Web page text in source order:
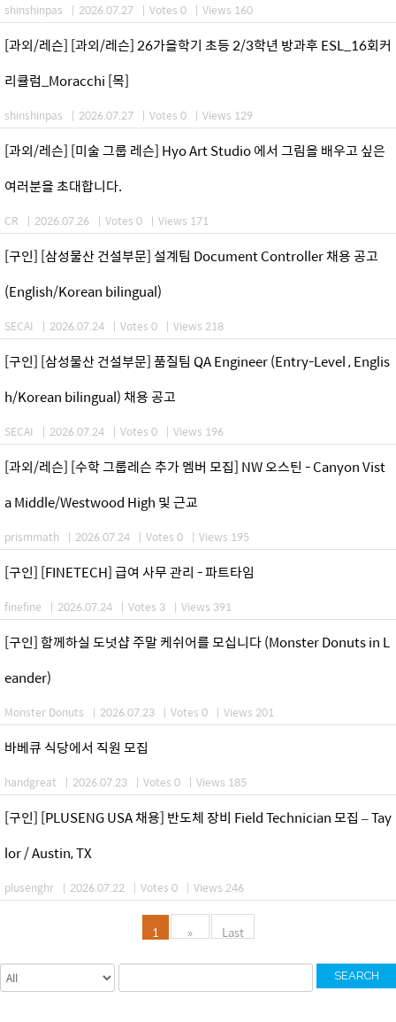
shinshinpas | 2026.07.27 | Votes 0 | Views 160
[과외/레슨] [과외/레슨] 26가을학기 초등 2/3학년 방과후 ESL_16회커
리큘럼_Moracchi [목]
shinshinpas | 2026.07.27 | Votes 0 | Views 129
[과외/레슨] [미술 그룹 레슨] Hyo Art Studio 에서 그림을 배우고 싶은
여러분을 초대합니다.
CR | 2026.07.26 | Votes 0 | Views 171
[구인] [삼성물산 건설부문] 설계팀 Document Controller 채용 공고
(English/Korean bilingual)
SECAI | 2026.07.24 | Votes 0 | Views 218
[구인] [삼성물산 건설부문] 품질팀 QA Engineer (Entry-Level , Englis
h/Korean bilingual) 채용 공고
SECAI | 2026.07.24 | Votes 0 | Views 196
[과외/레슨] [수학 그룹레슨 추가 멤버 모집] NW 오스틴 - Canyon Vist
a Middle/Westwood High 및 근교
prismmath | 2026.07.24 | Votes 0 | Views 195
[구인] [FINETECH] 급여 사무 관리 - 파트타임
finefine | 2026.07.24 | Votes 3 | Views 391
[구인] 함께하실 도넛샵 주말 케쉬어를 모십니다 (Monster Donuts in L
eander)
Monster Donuts | 2026.07.23 | Votes 0 | Views 201
바베큐 식당에서 직원 모집
handgreat | 2026.07.23 | Votes 0 | Views 185
[구인] [PLUSENG USA 채용] 반도체 장비 Field Technician 모집 – Tay
lor / Austin, TX
plusenghr | 2026.07.22 | Votes 0 | Views 246
1 » Last
SEARCH